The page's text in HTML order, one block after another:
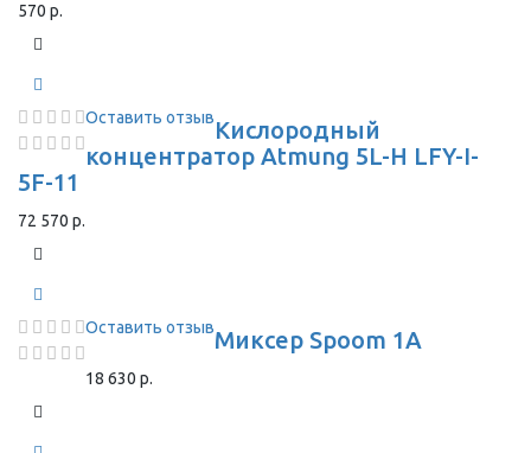
570 р.
Оставить отзывКислородный
концентратор Atmung 5L-H LFY-I-
5F-11
72 570 р.
Оставить отзывМиксер Spoom 1A
18 630 р.